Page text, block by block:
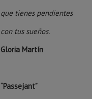
que tienes pendientes
con tus sueños.
Gloria Martín
“Passejant”